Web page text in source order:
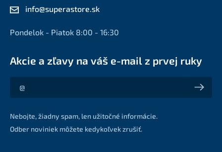
info@superastore.sk
Pondelok - Piatok 8:00 - 16:30
Akcie a zľavy na váš e-mail z prvej ruky
Akcie a zľavy na váš e-mail z prvej ruky
Nebojte, žiadny spam, len užitočné informácie.
Odber noviniek môžete kedykoľvek zrušiť.